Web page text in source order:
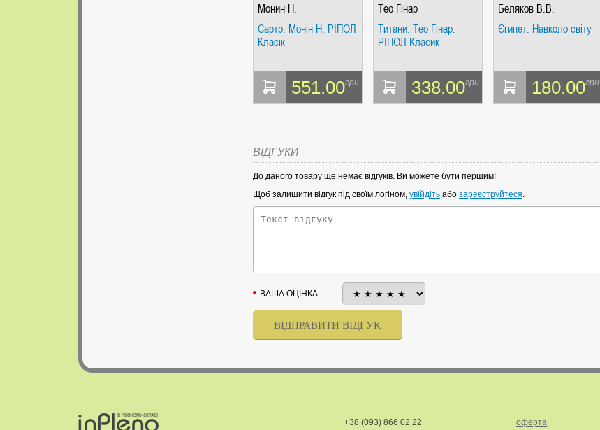
Монин Н.
Сартр. Монін Н. РІПОЛ
Класік
551.00грн
Тео Гінар
Титани. Тео Гінар.
РІПОЛ Класик
338.00грн
Беляков В.В.
Єгипет. Навколо світу
180.00грн
ВІДГУКИ
До даного товару ще немає відгуків. Ви можете бути першим!
Щоб залишити відгук під своїм логіном, увійдіть або зареєструйтеся.
ВАША ОЦІНКА
+38 (093) 866 02 22 оферта